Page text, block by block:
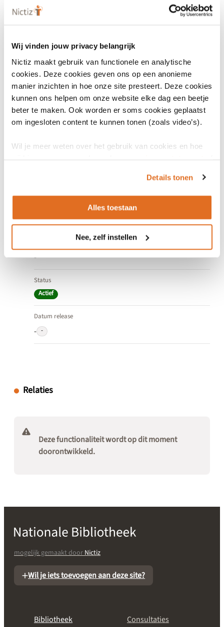
Wij vinden jouw privacy belangrijk
Nictiz maakt gebruik van functionele en analytische
cookies. Deze cookies geven ons op een anonieme
manier inzichten in hoe onze site presteert. Deze cookies
kunnen ons helpen om onze website elke dag een beetje
beter te maken. Ook worden er soms cookies geplaatst
om ingesloten content te kunnen tonen (zoals video’s).
Wil je meer weten over het gebruik van cookies en hoe
Details tonen
Alles toestaan
Nee, zelf instellen
Algemeen
Versienummer
3.2
-
Einde geldigheid
-
Status
Actief
Datum release
- -
Relaties
Deze functionaliteit wordt op dit moment
doorontwikkeld.
mogelijk gemaakt doorNictiz
Wil je iets toevoegen aan deze site?
Bibliotheek
Consultaties